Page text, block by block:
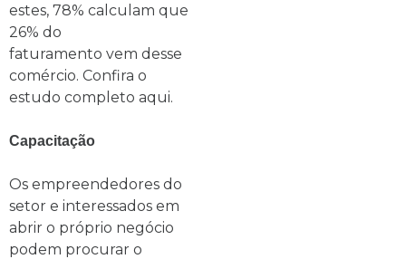
estes, 78% calculam que
26% do
faturamento vem desse
comércio. Confira o
estudo completo aqui.
Capacitação
Os empreendedores do
setor e interessados em
abrir o próprio negócio
podem procurar o